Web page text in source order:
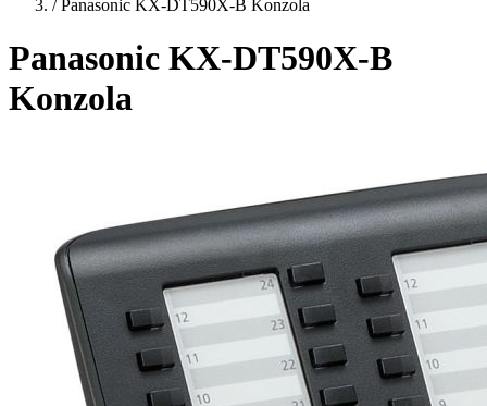
/ Panasonic KX-DT590X-B Konzola
Panasonic KX-DT590X-B
Konzola